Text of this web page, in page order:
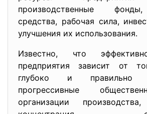
производственные
средства, рабочая сила,
улучшения их использования.
Известно, что
предприятия зависит от
глубоко и правильно
прогрессивные
организации